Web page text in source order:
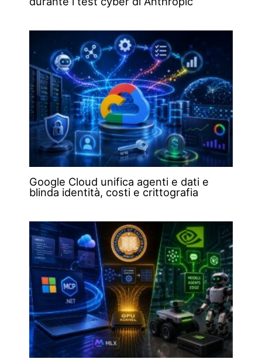
Google Cloud unifica agenti e dati e
blinda identità, costi e crittografia